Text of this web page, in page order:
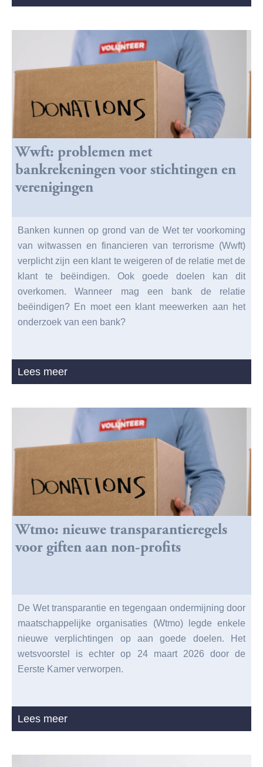
Wwft: problemen met
bankrekeningen voor stichtingen en
verenigingen
Banken kunnen op grond van de Wet ter voorkoming
van witwassen en financieren van terrorisme (Wwft)
verplicht zijn een klant te weigeren of de relatie met de
klant te beëindigen. Ook goede doelen kan dit
overkomen. Wanneer mag een bank de relatie
beëindigen? En moet een klant meewerken aan het
onderzoek van een bank?
Lees meer
Wtmo: nieuwe transparantieregels
voor giften aan non-profits
De Wet transparantie en tegengaan ondermijning door
maatschappelijke organisaties (Wtmo) legde enkele
nieuwe verplichtingen op aan goede doelen. Het
wetsvoorstel is echter op 24 maart 2026 door de
Eerste Kamer verworpen.
Lees meer